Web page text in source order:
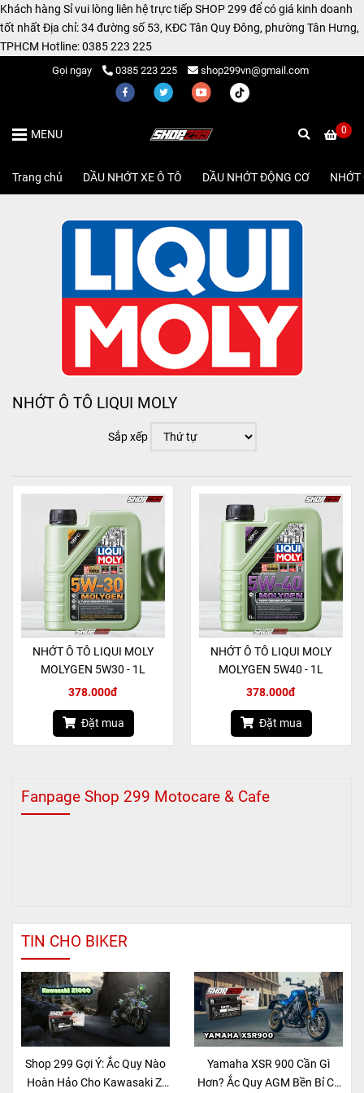
Gọi ngay 0385 223 225 shop299vn@gmail.com
0
MENU
Trang chủ DẦU NHỚT XE Ô TÔ DẦU NHỚT ĐỘNG CƠ NHỚT
NHỚT Ô TÔ LIQUI MOLY
Sắp xếp
NHỚT Ô TÔ LIQUI MOLY
MOLYGEN 5W30 - 1L
378.000đ
Đặt mua
NHỚT Ô TÔ LIQUI MOLY
MOLYGEN 5W40 - 1L
378.000đ
Đặt mua
Fanpage Shop 299 Motocare & Cafe
TIN CHO BIKER
Shop 299 Gợi Ý: Ắc Quy Nào
Hoàn Hảo Cho Kawasaki Z-
Yamaha XSR 900 Cần Gì
Hơn? Ắc Quy AGM Bền Bỉ Có
Khách hàng Sỉ vui lòng liên hệ trực tiếp SHOP 299 để có giá kinh doanh
tốt nhất Địa chỉ: 34 đường số 53, KĐC Tân Quy Đông, phường Tân Hưng,
TPHCM Hotline: 0385 223 225